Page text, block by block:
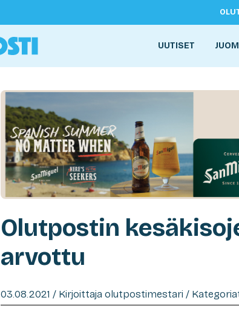
UUTISET
Olutpostin
arvottu
03.08.2021 / Kirjoittaja olutpostimestari /